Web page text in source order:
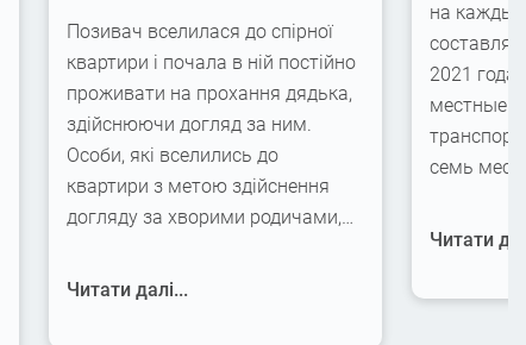
Позивач вселилася до спірної
квартири і почала в ній постійно
проживати на прохання дядька,
здійснюючи догляд за ним.
Особи, які вселились до
квартири з метою здійснення
догляду за хворими родичами,…
Читати далі...
на
2021 года
местные
семь
Читати